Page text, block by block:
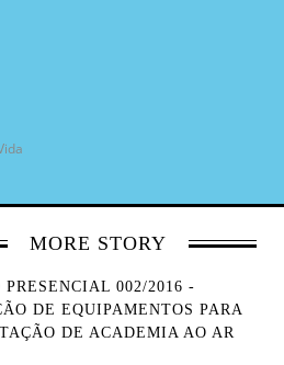
MORE STORY
PRESENCIAL 002/2016 -
DE EQUIPAMENTOS PARA
DE ACADEMIA AO AR